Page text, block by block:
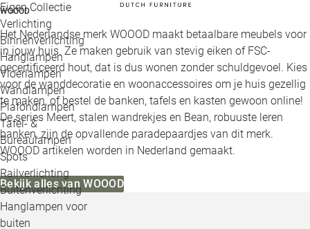
Eigen Collectie
Verlichting
Binnenverlichting
Hanglampen
Vloerlampen
Wandlampen
Plafondlampen
Tafel- &
Bureaulampen
Spots
Railverlichting
Buitenverlichting
Hanglampen voor
buiten
WOOOD
Het Nederlandse merk WOOOD maakt betaalbare meubels voor
in jouw huis. Ze maken gebruik van stevig eiken of FSC-
gecertificeerd hout, dat is dus wonen zonder schuldgevoel. Kies
voor de wanddecoratie en woonaccessoires om je huis gezellig
te maken, of bestel de banken, tafels en kasten gewoon online!
De series Meert, stalen wandrekjes en Bean, robuuste leren
banken, zijn de opvallende paradepaardjes van dit merk.
WOOOD artikelen worden in Nederland gemaakt.
Bekijk alles van WOOOD